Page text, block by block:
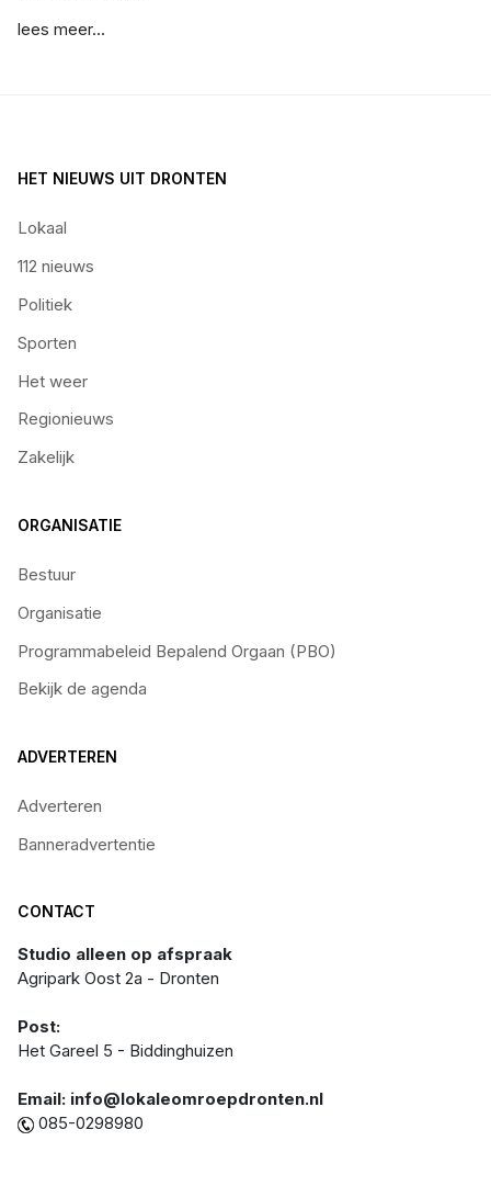
lees meer...
HET NIEUWS UIT DRONTEN
Lokaal
112 nieuws
Politiek
Sporten
Het weer
Regionieuws
Zakelijk
ORGANISATIE
Bestuur
Organisatie
Programmabeleid Bepalend Orgaan (PBO)
Bekijk de agenda
ADVERTEREN
Adverteren
Banneradvertentie
CONTACT
Studio alleen op afspraak
Agripark Oost 2a - Dronten
Post:
Het Gareel 5 - Biddinghuizen
Email: info@lokaleomroepdronten.nl
085-0298980